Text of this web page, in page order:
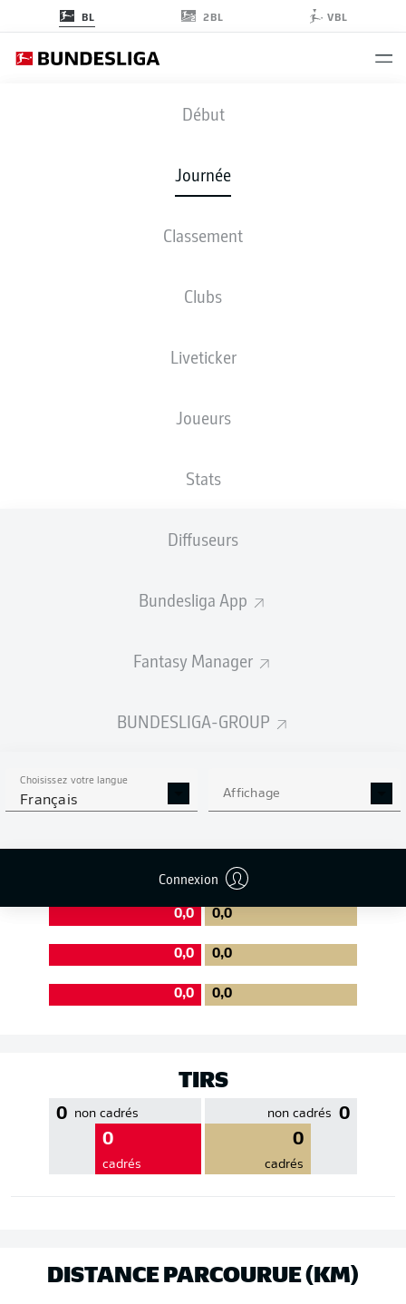
BL 2BL VBL
Début
Journée
Classement
Clubs
Liveticker
Joueurs
Stats
Diffuseurs
Bundesliga App
Fantasy Manager
BUNDESLIGA-GROUP
Choisissez votre langue
Français Affichage
Connexion
SCF - ELV
COMPOSITIONS STATISTIQUES
0
0 % Précision 0 %
EFFICACITÉ DES PASSES
0,0 0,0
0,0 0,0
0,0 0,0
TIRS
0 non cadrés
0
cadrés
0
non cadrés
0
cadrés
DISTANCE PARCOURUE (KM)